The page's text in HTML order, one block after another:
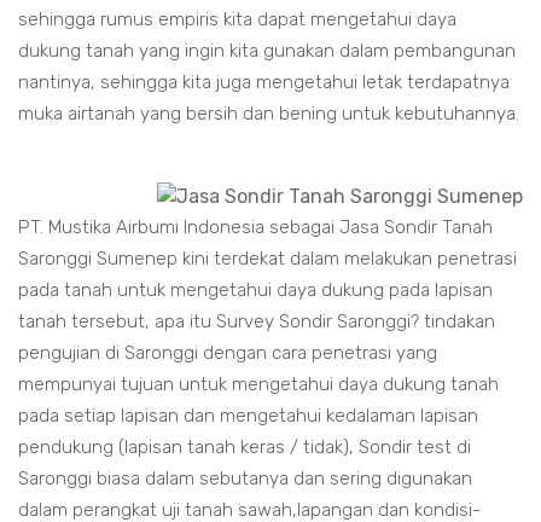
sehingga rumus empiris kita dapat mengetahui daya
dukung tanah yang ingin kita gunakan dalam pembangunan
nantinya, sehingga kita juga mengetahui letak terdapatnya
muka airtanah yang bersih dan bening untuk kebutuhannya.
PT. Mustika Airbumi Indonesia sebagai Jasa Sondir Tanah
Saronggi Sumenep kini terdekat dalam melakukan penetrasi
pada tanah untuk mengetahui daya dukung pada lapisan
tanah tersebut, apa itu Survey Sondir Saronggi? tindakan
pengujian di Saronggi dengan cara penetrasi yang
mempunyai tujuan untuk mengetahui daya dukung tanah
pada setiap lapisan dan mengetahui kedalaman lapisan
pendukung (lapisan tanah keras / tidak), Sondir test di
Saronggi biasa dalam sebutanya dan sering digunakan
dalam perangkat uji tanah sawah,lapangan dan kondisi-